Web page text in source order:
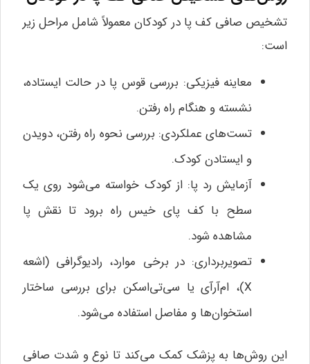
تشخیص صافی کف پا در کودکان معمولاً شامل مراحل زیر
است:
معاینه فیزیکی: بررسی قوس پا در حالت ایستاده،
نشسته و هنگام راه رفتن.
تست‌های عملکردی: بررسی نحوه راه رفتن، دویدن
و ایستادن کودک.
آزمایش رد پا: از کودک خواسته می‌شود روی یک
سطح با کف پای خیس راه برود تا نقش پا
مشاهده شود.
تصویربرداری: در برخی موارد، رادیوگرافی (اشعه
X)، ام‌آرآی یا سی‌تی‌اسکن برای بررسی ساختار
استخوان‌ها و مفاصل استفاده می‌شود.
این روش‌ها به پزشک کمک می‌کند تا نوع و شدت صافی